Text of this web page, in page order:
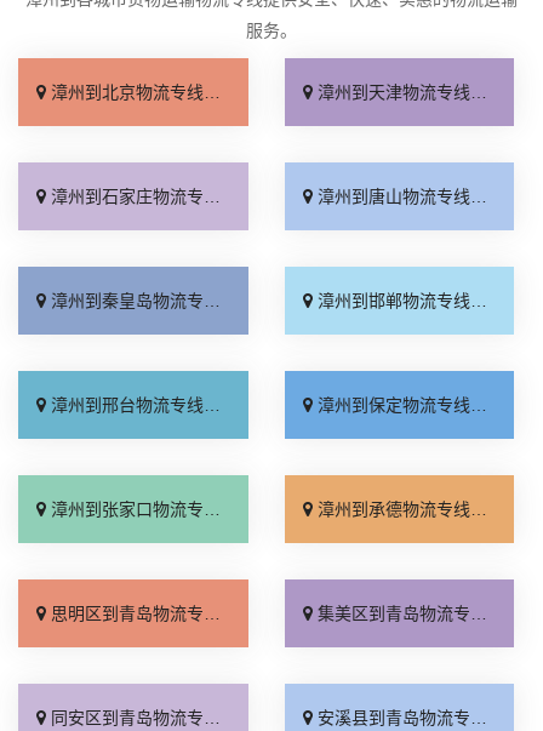
服务。
漳州到北京物流专线_收费标准「服务周到」 漳州到天津物流专线_直达特快专线「需要几天」
漳州到石家庄物流专线_专线快运「全境到达」 漳州到唐山物流专线_高速快运「快速响应」
漳州到秦皇岛物流专线_资质齐全「急你所需」 漳州到邯郸物流专线_全境到达「托运放心」
漳州到邢台物流专线_运价行情「高效快运」 漳州到保定物流专线_准时到货「全程直达」
漳州到张家口物流专线_来电咨询「直通专线」 漳州到承德物流专线_收费标准「合同承运」
思明区到青岛物流专线_送货上门「要几天到」 集美区到青岛物流专线_快运直达「随叫随到」
同安区到青岛物流专线_市县闪送「直发全境」 安溪县到青岛物流专线_专业可靠「托运省心」